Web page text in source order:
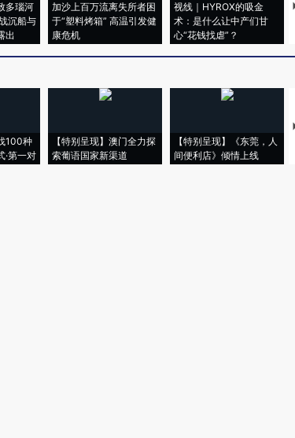
多瑙河
沉船与
出
加沙上百万流离失所者困
于“塑料烤箱” 高温引发健
康危机
视线｜HYROX的吸金
术：是什么让中产们甘
心“花钱找虐”？
100种
·第一对
【特别呈现】澳门全力探
索葡语国家新渠道
【特别呈现】《东莞，人
间便利店》倾情上线